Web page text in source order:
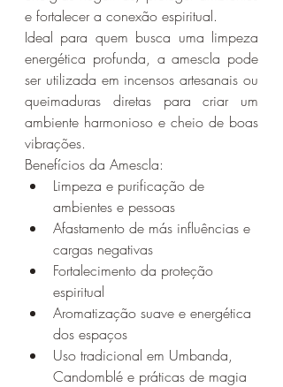
e fortalecer a conexão espiritual.
Ideal para quem busca uma limpeza
energética profunda, a amescla pode
ser utilizada em incensos artesanais ou
queimaduras diretas para criar um
ambiente harmonioso e cheio de boas
vibrações.
Benefícios da Amescla:
Limpeza e purificação de
ambientes e pessoas
Afastamento de más influências e
cargas negativas
Fortalecimento da proteção
espiritual
Aromatização suave e energética
dos espaços
Uso tradicional em Umbanda,
Candomblé e práticas de magia